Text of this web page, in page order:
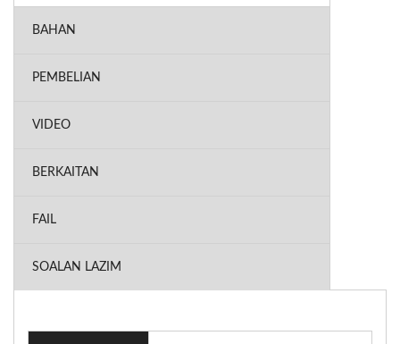
BAHAN
PEMBELIAN
VIDEO
BERKAITAN
FAIL
SOALAN LAZIM